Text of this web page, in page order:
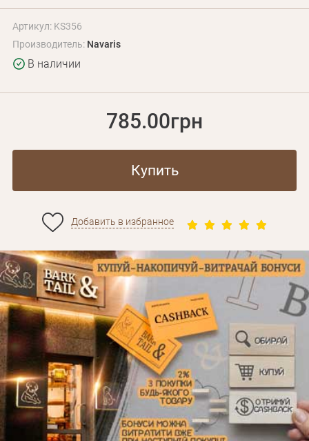
Артикул: KS356
Производитель: Navaris
В наличии
785.00грн
Купить
Добавить в избранное